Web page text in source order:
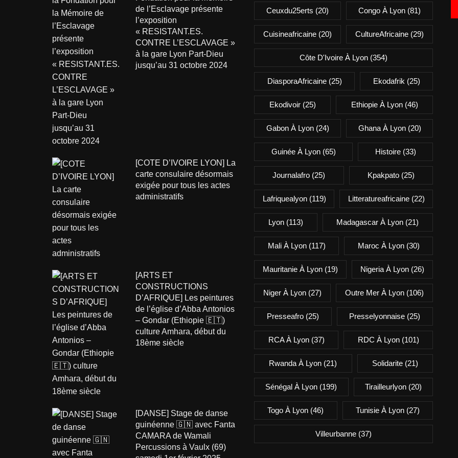
de l’Esclavage présente
l’exposition
« RESISTANT.ES.
CONTRE L’ESCLAVAGE »
à la gare Lyon Part-Dieu
jusqu’au 31 octobre 2024
[COTE D’IVOIRE LYON] La
carte consulaire désormais
exigée pour tous les actes
administratifs
[ARTS ET
CONSTRUCTIONS
D’AFRIQUE] Les peintures
de l’église d’Abba Antonios
– Gondar (Ethiopie 🇪🇹)
culture Amhara, début du
18ème siècle
[DANSE] Stage de danse
guinéenne 🇬🇳 avec Fanta
CAMARA de Wamali
Percussions à Vaulx (69)
Ceuxdu25erts (20) Congo À Lyon (81)
Cuisineafricaine (20) CultureAfricaine (29)
Côte D'Ivoire À Lyon (354)
DiasporaAfricaine(25) Ekodafrik (25)
Ekodivoir(25) Ethiopie À Lyon(46)
Gabon À Lyon(24) Ghana À Lyon(20)
Guinée À Lyon(65) Histoire(33)
Journalafro (25) Kpakpato(25)
Lafriquealyon(119) Litteratureafricaine(22)
Lyon(113) Madagascar À Lyon (21)
Mali À Lyon(117) Maroc À Lyon(30)
Mauritanie À Lyon (19) Nigeria À Lyon (26)
Niger À Lyon (27) Outre Mer À Lyon (106)
Presseafro(25) Presselyonnaise (25)
RCA À Lyon(37) RDC À Lyon(101)
Rwanda À Lyon (21) Solidarite(21)
Sénégal À Lyon (199) Tirailleurlyon(20)
Togo À Lyon (46) Tunisie À Lyon(27)
Villeurbanne (37)